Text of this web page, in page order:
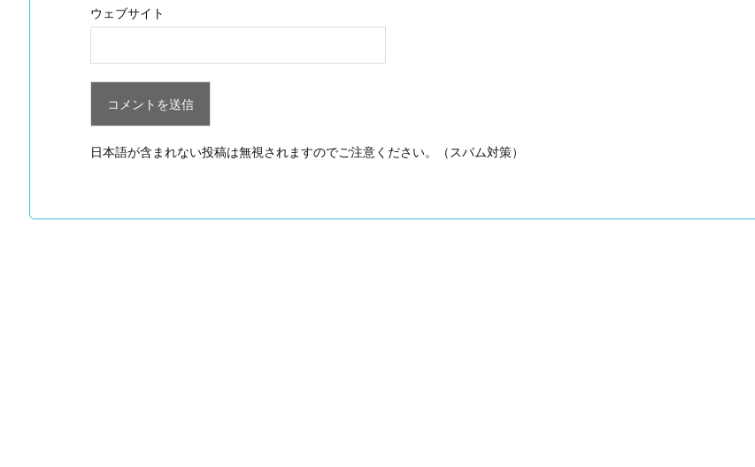
ウェブサイト
日本語が含まれない投稿は無視されますのでご注意ください。（スパム対策）